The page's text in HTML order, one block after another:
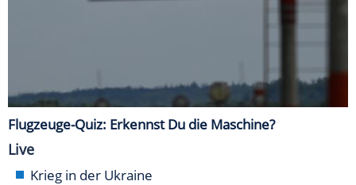
Flugzeuge-Quiz: Erkennst Du die Maschine?
Live
Krieg in der Ukraine